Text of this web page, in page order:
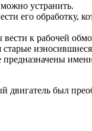
устранить.
его обработку,
к рабочей
был